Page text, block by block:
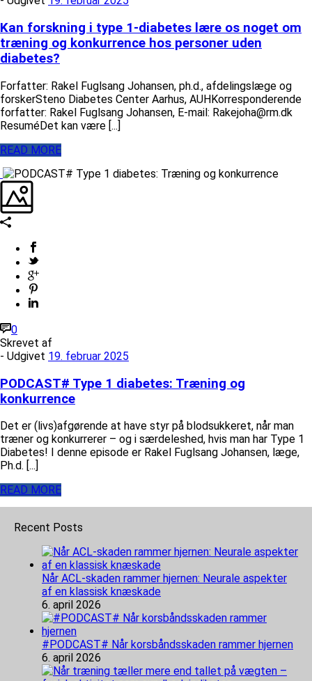
Kan forskning i type 1-diabetes lære os noget om
træning og konkurrence hos personer uden
diabetes?
Forfatter: Rakel Fuglsang Johansen, ph.d., afdelingslæge og
forskerSteno Diabetes Center Aarhus, AUHKorresponderende
forfatter: Rakel Fuglsang Johansen, E-mail: Rakejoha@rm.dk
ResuméDet kan være [...]
READ MORE
0
Skrevet af
- Udgivet 19. februar 2025
PODCAST# Type 1 diabetes: Træning og
konkurrence
Det er (livs)afgørende at have styr på blodsukkeret, når man
træner og konkurrerer – og i særdeleshed, hvis man har Type 1
Diabetes! I denne episode er Rakel Fuglsang Johansen, læge,
Ph.d. [...]
READ MORE
Recent Posts
Når ACL-skaden rammer hjernen: Neurale aspekter
af en klassisk knæskade
6. april 2026
#PODCAST# Når korsbåndsskaden rammer hjernen
6. april 2026